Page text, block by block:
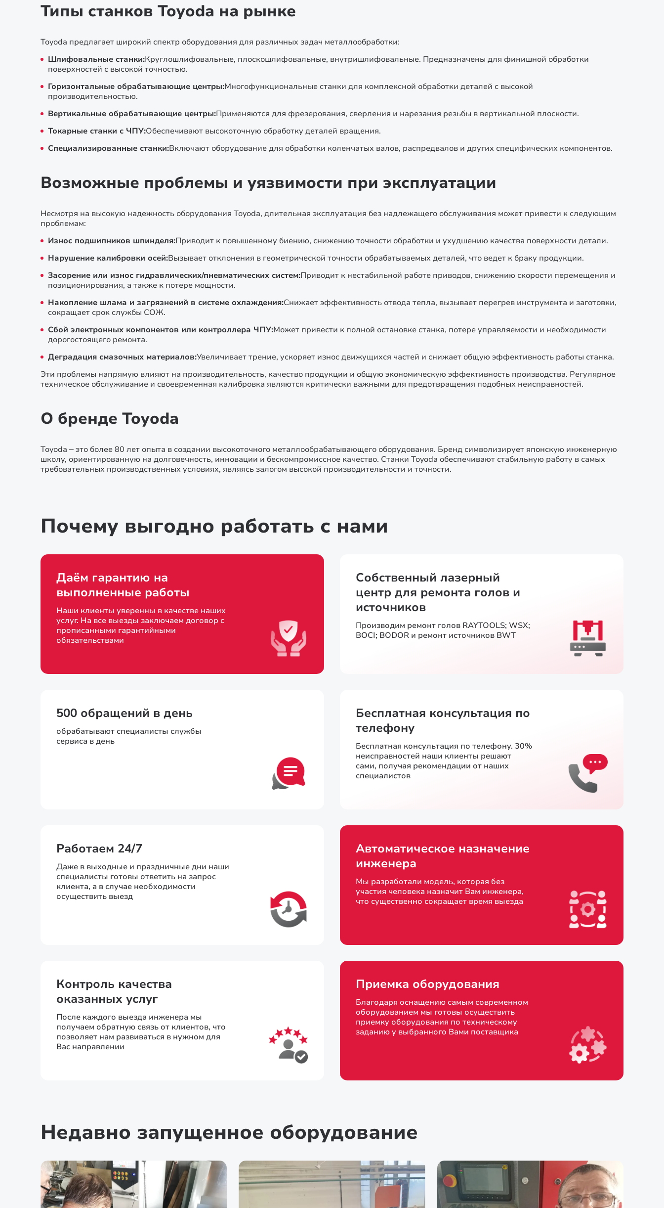
Типы станков Toyoda на рынке
Toyoda предлагает широкий спектр оборудования для различных задач металлообработки:
Шлифовальные станки:Круглошлифовальные, плоскошлифовальные, внутришлифовальные. Предназначены для финишной обработки
поверхностей с высокой точностью.
Горизонтальные обрабатывающие центры:Многофункциональные станки для комплексной обработки деталей с высокой
производительностью.
Вертикальные обрабатывающие центры:Применяются для фрезерования, сверления и нарезания резьбы в вертикальной плоскости.
Токарные станки с ЧПУ:Обеспечивают высокоточную обработку деталей вращения.
Специализированные станки:Включают оборудование для обработки коленчатых валов, распредвалов и других специфических компонентов.
Возможные проблемы и уязвимости при эксплуатации
Несмотря на высокую надежность оборудования Toyoda, длительная эксплуатация без надлежащего обслуживания может привести к следующим
проблемам:
Износ подшипников шпинделя:Приводит к повышенному биению, снижению точности обработки и ухудшению качества поверхности детали.
Нарушение калибровки осей:Вызывает отклонения в геометрической точности обрабатываемых деталей, что ведет к браку продукции.
Засорение или износ гидравлических/пневматических систем:Приводит к нестабильной работе приводов, снижению скорости перемещения и
позиционирования, а также к потере мощности.
Накопление шлама и загрязнений в системе охлаждения:Снижает эффективность отвода тепла, вызывает перегрев инструмента и заготовки,
сокращает срок службы СОЖ.
Сбой электронных компонентов или контроллера ЧПУ:Может привести к полной остановке станка, потере управляемости и необходимости
дорогостоящего ремонта.
Деградация смазочных материалов:Увеличивает трение, ускоряет износ движущихся частей и снижает общую эффективность работы станка.
Эти проблемы напрямую влияют на производительность, качество продукции и общую экономическую эффективность производства. Регулярное
техническое обслуживание и своевременная калибровка являются критически важными для предотвращения подобных неисправностей.
О бренде Toyoda
Toyoda – это более 80 лет опыта в создании высокоточного металлообрабатывающего оборудования. Бренд символизирует японскую инженерную
школу, ориентированную на долговечность, инновации и бескомпромиссное качество. Станки Toyoda обеспечивают стабильную работу в самых
требовательных производственных условиях, являясь залогом высокой производительности и точности.
Почему выгодно работать с нами
Даём гарантию на
выполненные работы
Наши клиенты уверенны в качестве наших
услуг. На все выезды заключаем договор с
прописанными гарантийными
обязательствами
Собственный лазерный
центр для ремонта голов и
источников
Производим ремонт голов RAYTOOLS; WSX;
BOCI; BODOR и ремонт источников BWT
500 обращений в день
обрабатывают специалисты службы
сервиса в день
Бесплатная консультация по
телефону
Бесплатная консультация по телефону. 30%
неисправностей наши клиенты решают
сами, получая рекомендации от наших
специалистов
Работаем 24/7
Даже в выходные и праздничные дни наши
специалисты готовы ответить на запрос
клиента, а в случае необходимости
осуществить выезд
Автоматическое назначение
инженера
Мы разработали модель, которая без
участия человека назначит Вам инженера,
что существенно сокращает время выезда
Контроль качества
оказанных услуг
После каждого выезда инженера мы
получаем обратную связь от клиентов, что
позволяет нам развиваться в нужном для
Вас направлении
Приемка оборудования
Благодаря оснащению самым современном
оборудованием мы готовы осуществить
приемку оборудования по техническому
заданию у выбранного Вами поставщика
Недавно запущенное оборудование